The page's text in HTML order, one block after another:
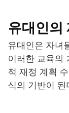
유대인의
유대인은 자녀
이러한 교육의
적 재정 계획
식의 기반이 된